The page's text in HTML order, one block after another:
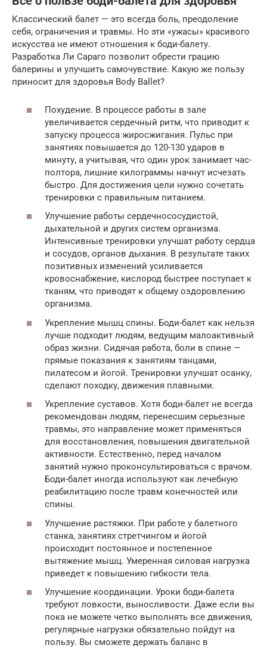
Классический балет — это всегда боль, преодоление
себя, ограничения и травмы. Но эти «ужасы» красивого
искусства не имеют отношения к боди-балету.
Разработка Ли Сараго позволит обрести грацию
балерины и улучшить самочувствие. Какую же пользу
приносит для здоровья Body Ballet?
Похудение. В процессе работы в зале
увеличивается сердечный ритм, что приводит к
запуску процесса жиросжигания. Пульс при
занятиях повышается до 120-130 ударов в
минуту, а учитывая, что один урок занимает час-
полтора, лишние килограммы начнут исчезать
быстро. Для достижения цели нужно сочетать
тренировки с правильным питанием.
Улучшение работы сердечнососудистой,
дыхательной и других систем организма.
Интенсивные тренировки улучшат работу сердца
и сосудов, органов дыхания. В результате таких
позитивных изменений усиливается
кровоснабжение, кислород быстрее поступает к
тканям, что приводят к общему оздоровлению
организма.
Укрепление мышц спины. Боди-балет как нельзя
лучше подходит людям, ведущим малоактивный
образ жизни. Сидячая работа, боли в спине —
прямые показания к занятиям танцами,
пилатесом и йогой. Тренировки улучшат осанку,
сделают походку, движения плавными.
Укрепление суставов. Хотя боди-балет не всегда
рекомендован людям, перенесшим серьезные
травмы, это направление может применяться
для восстановления, повышения двигательной
активности. Естественно, перед началом
занятий нужно проконсультироваться с врачом.
Боди-балет иногда используют как лечебную
реабилитацию после травм конечностей или
спины.
Улучшение растяжки. При работе у балетного
станка, занятиях стретчингом и йогой
происходит постоянное и постепенное
вытяжение мышц. Умеренная силовая нагрузка
приведет к повышению гибкости тела.
Улучшение координации. Уроки боди-балета
требуют ловкости, выносливости. Даже если вы
пока не можете четко выполнять все движения,
регулярные нагрузки обязательно пойдут на
пользу. Вы сможете держать баланс в